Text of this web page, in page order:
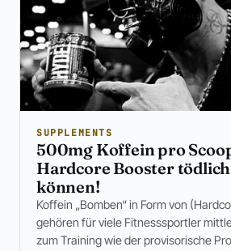
SUPPLEMENTS
500mg Koffein pro
Hardcore Booster
können!
Koffein „Bomben“ in Form von
gehören für viele Fitnesssportler
zum Training wie der provisorische